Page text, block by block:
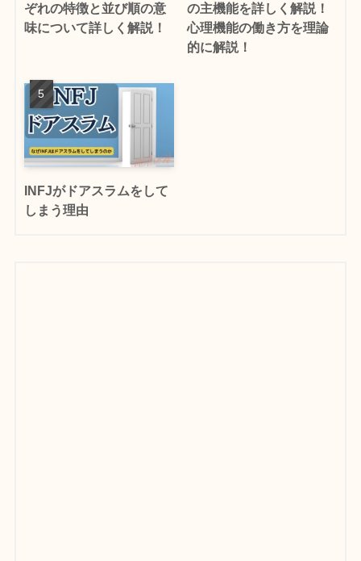
ぞれの特徴と並び順の意
味について詳しく解説！
の主機能を詳しく解説！
心理機能の働き方を理論
的に解説！
INFJがドアスラムをして
しまう理由